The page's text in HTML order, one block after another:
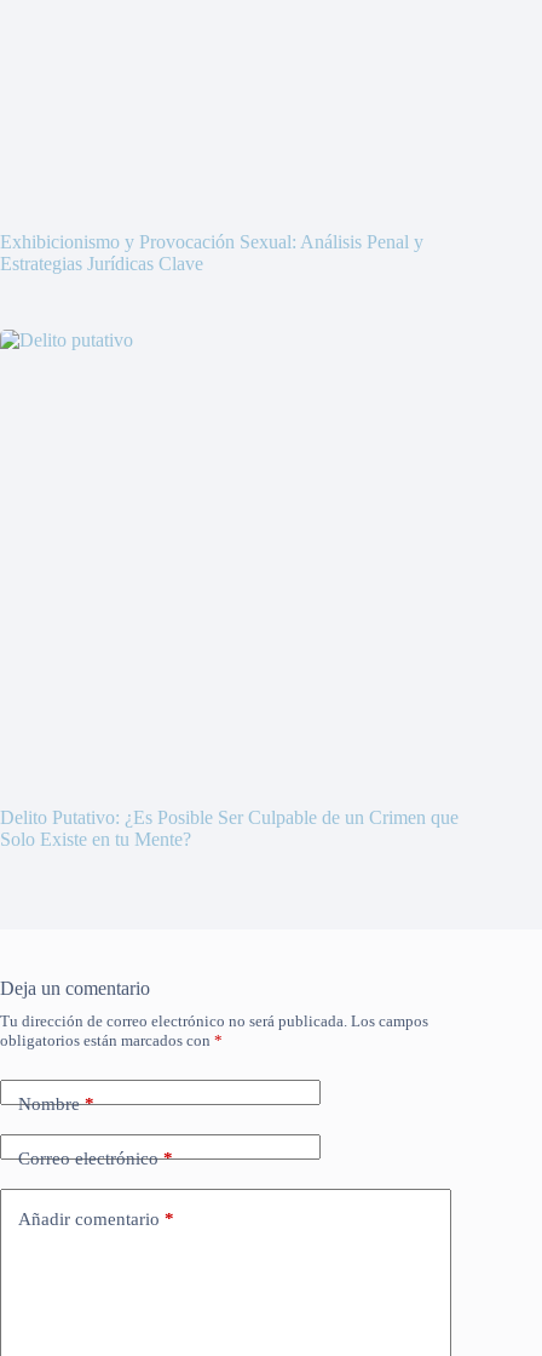
Exhibicionismo y Provocación Sexual: Análisis Penal y
Estrategias Jurídicas Clave
Delito Putativo: ¿Es Posible Ser Culpable de un Crimen que
Solo Existe en tu Mente?
Deja un comentario
Tu dirección de correo electrónico no será publicada. Los campos
obligatorios están marcados con *
Nombre*
Correo electrónico*
Añadir comentario *